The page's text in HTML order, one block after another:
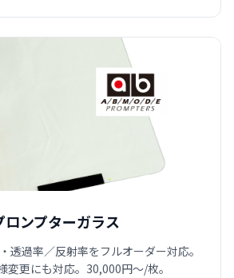
ロンプターガラス
透過率／反射率をフルオーダー対応。
変更にも対応。30,000円〜/枚。